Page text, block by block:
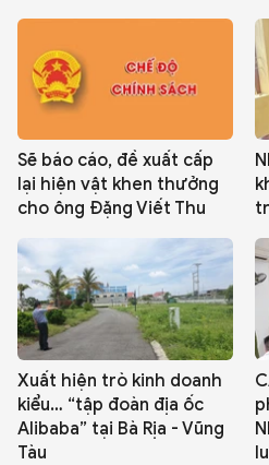
VĂN HÓA - THỂ THAO
BẠN ĐỌC & CAND
ĐA PHƯƠNG TIỆN
eMagazine
Video
Infographic
Chuyên trang An ninh thế giớiVăn
Chuyên đề
Sẽ báo cáo, đề xuất cấp
lại hiện vật khen thưởng
cho ông Đặng Viết Thu
Xuất hiện trò kinh doanh
kiểu… “tập đoàn địa ốc
Alibaba” tại Bà Rịa - Vũng
Tàu